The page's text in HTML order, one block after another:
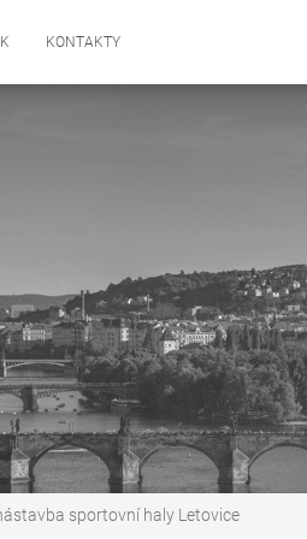
KONTAKTY
sportovní haly Letovice